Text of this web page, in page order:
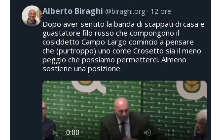
Alberto Biraghi @biraghi.org 12 ore
Dopo aver sentito la banda di scappati di casa e
guastatore filo russo che compongono il
cosiddetto Campo Largo comincio a pensare
che (purtroppo) uno come Crosetto sia il meno
peggio che possiamo permetterci. Almeno
sostiene una posizione.